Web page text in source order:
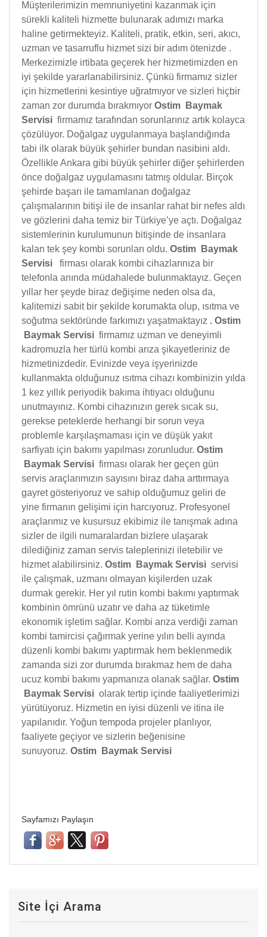
Müşterilerimizin memnuniyetini kazanmak için
sürekli kaliteli hizmette bulunarak adımızı marka
haline getirmekteyiz. Kaliteli, pratik, etkin, seri, akıcı,
uzman ve tasarruflu hizmet sizi bir adım ötenizde .
Merkezimizle irtibata geçerek her hizmetimizden en
iyi şekilde yararlanabilirsiniz. Çünkü firmamız sizler
için hizmetlerini kesintiye uğratmıyor ve sizleri hiçbir
zaman zor durumda bırakmıyor Ostim Baymak
Servisi firmamız tarafından sorunlarınız artık kolayca
çözülüyor. Doğalgaz uygulanmaya başlandığında
tabi ilk olarak büyük şehirler bundan nasibini aldı.
Özellikle Ankara gibi büyük şehirler diğer şehirlerden
önce doğalgaz uygulamasını tatmış oldular. Birçok
şehirde başarı ile tamamlanan doğalgaz
çalışmalarının bitişi ile de insanlar rahat bir nefes aldı
ve gözlerini daha temiz bir Türkiye’ye açtı. Doğalgaz
sistemlerinin kurulumunun bitişinde de insanlara
kalan tek şey kombi sorunları oldu. Ostim Baymak
Servisi firması olarak kombi cihazlarınıza bir
telefonla anında müdahalede bulunmaktayız. Geçen
yıllar her şeyde biraz değişime neden olsa da,
kalitemizi sabit bir şekilde korumakta olup, ısıtma ve
soğutma sektöründe farkımızı yaşatmaktayız . Ostim
Baymak Servisi firmamız uzman ve deneyimli
kadromuzla her türlü kombi arıza şikayetleriniz de
hizmetinizdedir. Evinizde veya işyerinizde
kullanmakta olduğunuz ısıtma cihazı kombinizin yılda
1 kez yıllık periyodik bakıma ihtiyacı olduğunu
unutmayınız. Kombi cihazınızın gerek sıcak su,
gerekse peteklerde herhangi bir sorun veya
problemle karşılaşmaması için ve düşük yakıt
sarfiyatı için bakımı yapılması zorunludur. Ostim
Baymak Servisi firması olarak her geçen gün
servis araçlarımızın sayısını biraz daha arttırmaya
gayret gösteriyoruz ve sahip olduğumuz geliri de
yine firmanın gelişimi için harcıyoruz. Profesyonel
araçlarımız ve kusursuz ekibimiz ile tanışmak adına
sizler de ilgili numaralardan bizlere ulaşarak
dilediğiniz zaman servis taleplerinizi iletebilir ve
hizmet alabilirsiniz. Ostim Baymak Servisi servisi
ile çalışmak, uzmanı olmayan kişilerden uzak
durmak gerekir. Her yıl rutin kombi bakımı yaptırmak
kombinin ömrünü uzatır ve daha az tüketimle
ekonomik işletim sağlar. Kombi arıza verdiği zaman
kombi tamircisi çağırmak yerine yılın belli ayında
düzenli kombi bakımı yaptırmak hem beklenmedik
zamanda sizi zor durumda bırakmaz hem de daha
ucuz kombi bakımı yapmanıza olanak sağlar. Ostim
Baymak Servisi olarak tertip içinde faaliyetlerimizi
yürütüyoruz. Hizmetin en iyisi düzenli ve itina ile
yapılanıdır. Yoğun tempoda projeler planlıyor,
faaliyete geçiyor ve sizlerin beğenisine
sunuyoruz. Ostim Baymak Servisi
Sayfamızı Paylaşın
Site İçi Arama